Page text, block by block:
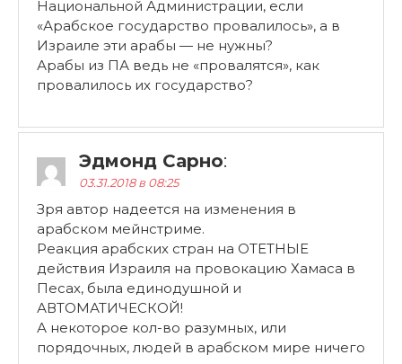
Национальной Администрации, если
«Арабское государство провалилось», а в
Израиле эти арабы — не нужны?
Арабы из ПА ведь не «провалятся», как
провалилось их государство?
Эдмонд Сарно:
03.31.2018 в 08:25
Зря автор надеется на изменения в
арабском мейнстриме.
Реакция арабских стран на ОТЕТНЫЕ
действия Израиля на провокацию Хамаса в
Песах, была единодушной и
АВТОМАТИЧЕСКОЙ!
А некоторое кол-во разумных, или
порядочных, людей в арабском мире ничего